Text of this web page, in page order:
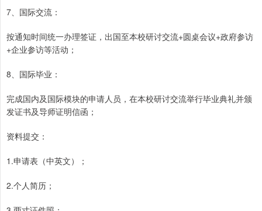
7、国际交流：
按通知时间统一办理签证，出国至本校研讨交流+圆桌会议+政府参访
+企业参访等活动；
8、国际毕业：
完成国内及国际模块的申请人员，在本校研讨交流举行毕业典礼并颁
发证书及导师证明信函；
资料提交：
1.申请表（中英文）；
2.个人简历；